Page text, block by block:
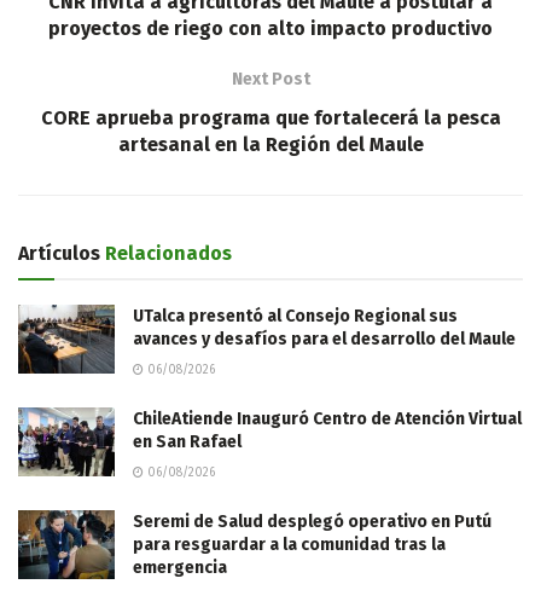
proyectos de riego con alto impacto productivo
Next Post
CORE aprueba programa que fortalecerá la pesca
artesanal en la Región del Maule
Artículos Relacionados
UTalca presentó al Consejo Regional sus
avances y desafíos para el desarrollo del Maule
06/08/2026
ChileAtiende Inauguró Centro de Atención Virtual
en San Rafael
06/08/2026
Seremi de Salud desplegó operativo en Putú
para resguardar a la comunidad tras la
emergencia